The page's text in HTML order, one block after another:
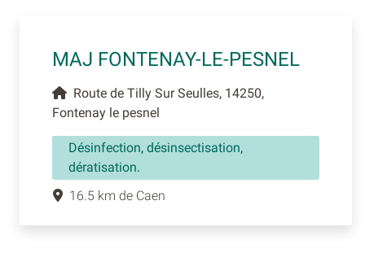
MAJ FONTENAY-LE-PESNEL
Route de Tilly Sur Seulles, 14250,
Fontenay le pesnel
Désinfection, désinsectisation,
dératisation.
16.5 km de Caen